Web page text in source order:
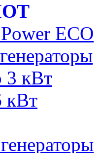
ECO
3 кВт
кВт